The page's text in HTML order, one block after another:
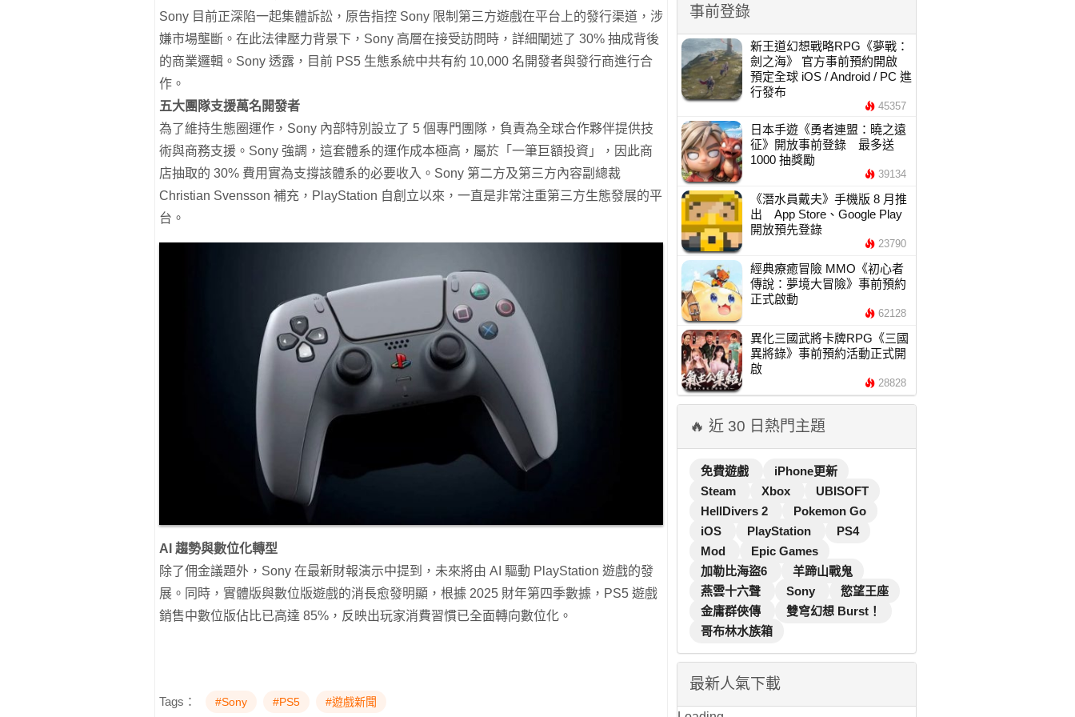
Sony 目前正深陷一起集體訴訟，原告指控 Sony 限制第三方遊戲在平台上的發行渠道，涉
嫌市場壟斷。在此法律壓力背景下，Sony 高層在接受訪問時，詳細闡述了 30% 抽成背後
的商業邏輯。Sony 透露，目前 PS5 生態系統中共有約 10,000 名開發者與發行商進行合
作。
五大團隊支援萬名開發者
為了維持生態圈運作，Sony 內部特別設立了 5 個專門團隊，負責為全球合作夥伴提供技
術與商務支援。Sony 強調，這套體系的運作成本極高，屬於「一筆巨額投資」，因此商
店抽取的 30% 費用實為支撐該體系的必要收入。Sony 第二方及第三方內容副總裁
Christian Svensson 補充，PlayStation 自創立以來，一直是非常注重第三方生態發展的平
台。
AI 趨勢與數位化轉型
除了佣金議題外，Sony 在最新財報演示中提到，未來將由 AI 驅動 PlayStation 遊戲的發
展。同時，實體版與數位版遊戲的消長愈發明顯，根據 2025 財年第四季數據，PS5 遊戲
銷售中數位版佔比已高達 85%，反映出玩家消費習慣已全面轉向數位化。
Tags： #Sony #PS5 #遊戲新聞
事前登錄
新王道幻想戰略RPG《夢戰：
劍之海》 官方事前預約開啟
預定全球 iOS / Android / PC 進
行發布
45357
日本手遊《勇者連盟：曉之遠
征》開放事前登錄 最多送
1000 抽獎勵
39134
《潛水員戴夫》手機版 8 月推
出 App Store、Google Play
開放預先登錄
23790
經典療癒冒險 MMO《初心者
傳說：夢境大冒險》事前預約
正式啟動
62128
異化三國武將卡牌RPG《三國
異將錄》事前預約活動正式開
啟
28828
🔥 近 30 日熱門主題
免費遊戲
iPhone更新
Steam
Xbox
UBISOFT
HellDivers 2
Pokemon Go
iOS
PlayStation
PS4
Mod
Epic Games
加勒比海盜6
羊蹄山戰鬼
燕雲十六聲
Sony
慾望王座
金庸群俠傳
雙穹幻想 Burst！
哥布林水族箱
最新人氣下載